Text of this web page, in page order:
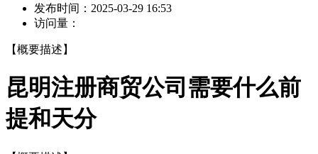
发布时间： 2025-03-29 16:53
访问量：
【概要描述】
昆明注册商贸公司需要什么前
提和天分